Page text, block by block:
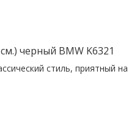
черный BMW K6321
стиль, приятный на